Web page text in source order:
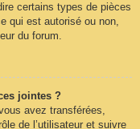
certains types de pièces
qui est autorisé ou non,
du forum.
jointes ?
avez transférées,
de l’utilisateur et suivre